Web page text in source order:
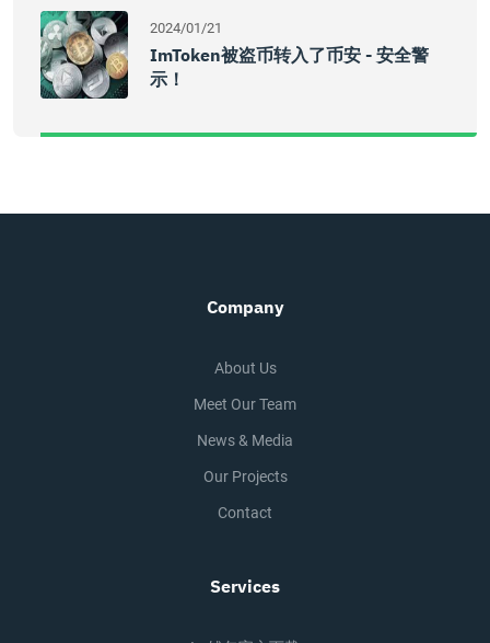
2024/01/21
ImToken被盗币转入了币安 - 安全警
示！
Company
About Us
Meet Our Team
News & Media
Our Projects
Contact
Services